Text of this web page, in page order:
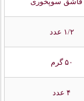
۱/۲ عدد
۵۰ گرم
۴ عدد